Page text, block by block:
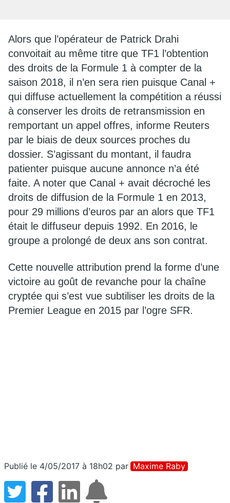
Alors que l’opérateur de Patrick Drahi
convoitait au même titre que TF1 l’obtention
des droits de la Formule 1 à compter de la
saison 2018, il n’en sera rien puisque Canal +
qui diffuse actuellement la compétition a réussi
à conserver les droits de retransmission en
remportant un appel offres, informe Reuters
par le biais de deux sources proches du
dossier. S’agissant du montant, il faudra
patienter puisque aucune annonce n’a été
faite. A noter que Canal + avait décroché les
droits de diffusion de la Formule 1 en 2013,
pour 29 millions d’euros par an alors que TF1
était le diffuseur depuis 1992. En 2016, le
groupe a prolongé de deux ans son contrat.
Cette nouvelle attribution prend la forme d’une
victoire au goût de revanche pour la chaîne
cryptée qui s’est vue subtiliser les droits de la
Premier League en 2015 par l’ogre SFR.
Publié le 4/05/2017 à 18h02 par Maxime Raby